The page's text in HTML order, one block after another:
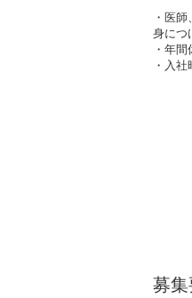
・医
身につ
・年
・入
募